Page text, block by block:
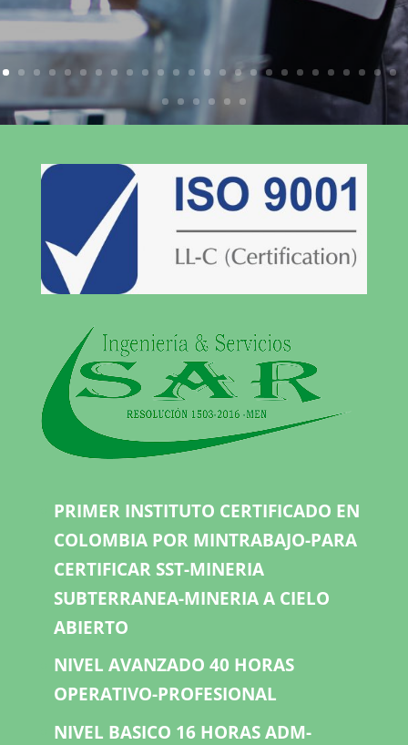
PRIMER INSTITUTO CERTIFICADO EN
COLOMBIA POR MINTRABAJO-PARA
CERTIFICAR SST-MINERIA
SUBTERRANEA-MINERIA A CIELO
ABIERTO
NIVEL AVANZADO 40 HORAS
OPERATIVO-PROFESIONAL
NIVEL BASICO 16 HORAS ADM-